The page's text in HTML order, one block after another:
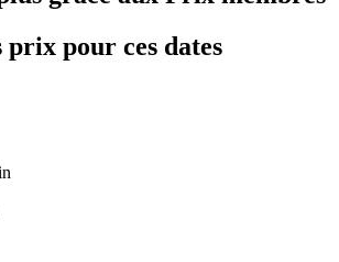
prix pour ces dates